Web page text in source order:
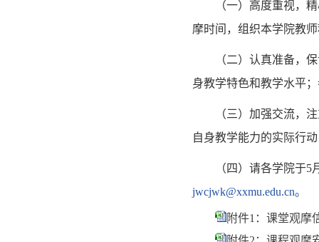
（一）高度重视，
摩时间，组织本学院教
（二）认真准备，
身教学特色和教学水平
（三）加强交流，
自身教学能力的实际行
（四）请各学院于
jwcjwk@xxmu.edu.cn。
附件1：课堂观摩